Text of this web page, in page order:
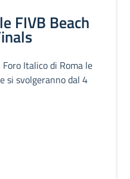
FIVB Beach
Italico di Roma le
si svolgeranno dal 4